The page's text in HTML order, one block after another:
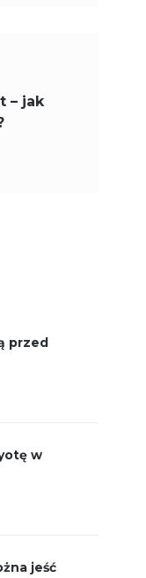
– jak
przed
w
jeść